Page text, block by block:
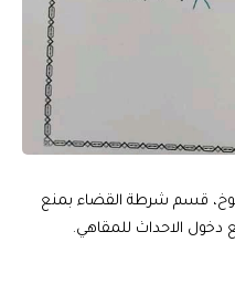
قسم شرطة القضاء بمنع
دخول الاحداث للمقاهي.